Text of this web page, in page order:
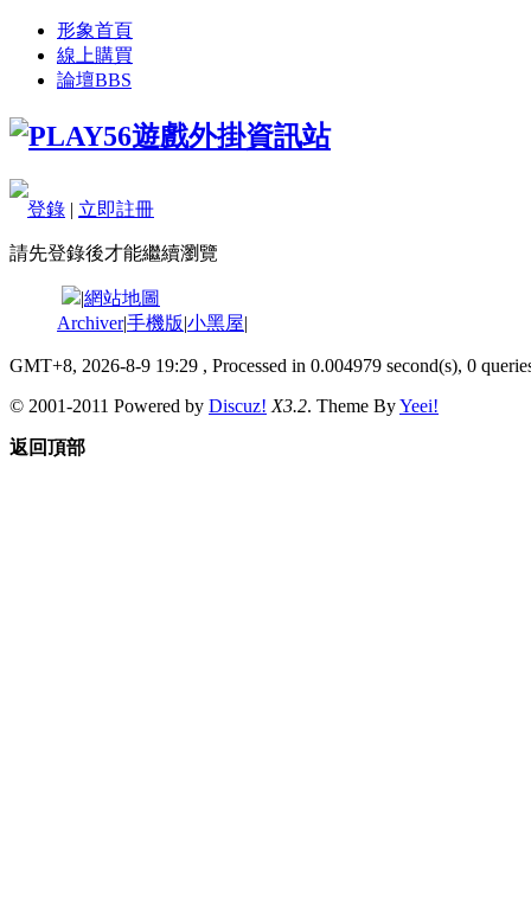
形象首頁
線上購買
論壇BBS
登錄 | 立即註冊
請先登錄後才能繼續瀏覽
|網站地圖
Archiver|手機版|小黑屋|
GMT+8, 2026-8-9 19:29 , Processed in 0.004979 second(s), 0
© 2001-2011 Powered by Discuz! X3.2. Theme ByYeei!
返回頂部